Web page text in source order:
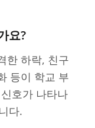
요?
한 하락, 친구
등이 학교 부
호가 나타나
다.